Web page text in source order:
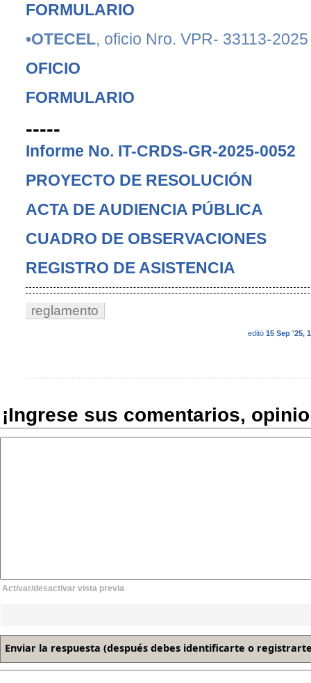
FORMULARIO
•OTECEL, oficio Nro. VPR- 33113-
OFICIO
FORMULARIO
-----
Informe No. IT-CRDS-GR-2025-0052
PROYECTO DE RESOLUCIÓN
ACTA DE AUDIENCIA PÚBLICA
CUADRO DE OBSERVACIONES
REGISTRO DE ASISTENCIA
reglamento
editó 15 Sep '25,
¡Ingrese sus comentarios,
Activar/desactivar vista previa